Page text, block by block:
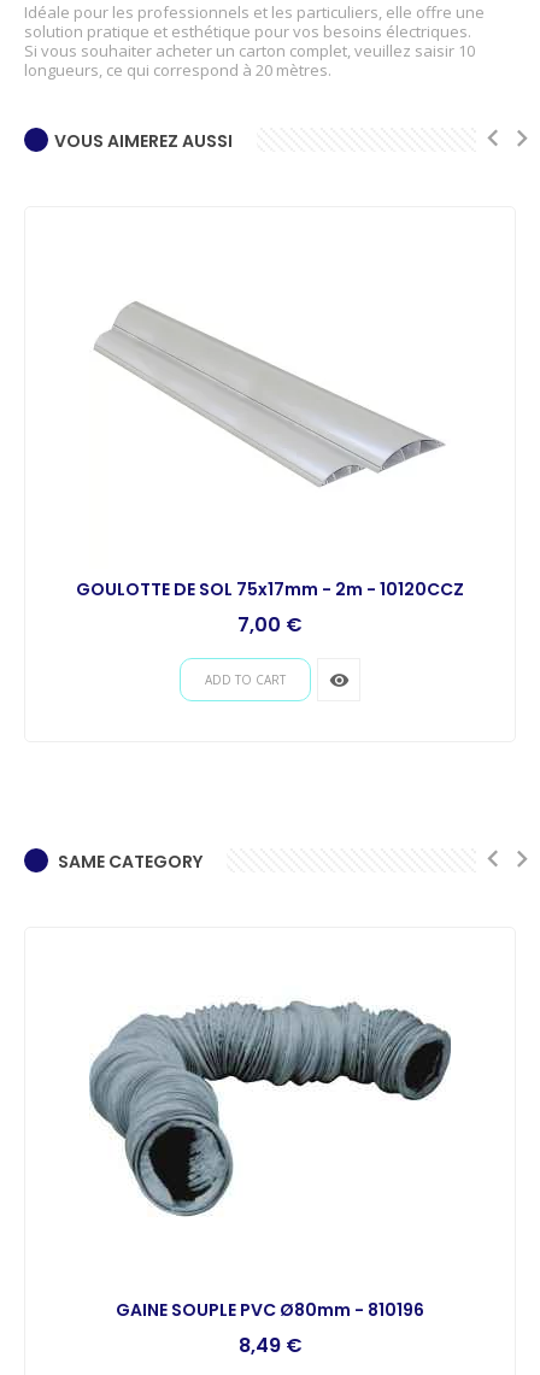
Idéale pour les professionnels et les particuliers, elle offre une
solution pratique et esthétique pour vos besoins électriques.
Si vous souhaiter acheter un carton complet, veuillez saisir 10
longueurs, ce qui correspond à 20 mètres.
VOUS AIMEREZ AUSSI
GOULOTTE DE SOL 75x17mm - 2m - 10120CCZ
7,00 €
ADD TO CART remove_red_eye
SAME CATEGORY
GAINE SOUPLE PVC Ø80mm - 810196
8,49 €